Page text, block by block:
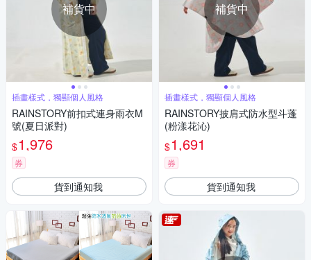
補貨中
插畫樣式，獨顯個人風格
RAINSTORY前扣式連身雨衣M
號(夏日派對)
$1,976
券
貨到通知我
補貨中
插畫樣式，獨顯個人風格
RAINSTORY披肩式防水型斗蓬
(粉漾花沁)
$1,691
券
貨到通知我